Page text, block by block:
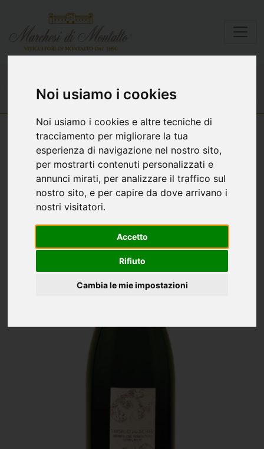
Noi usiamo i cookies
Noi usiamo i cookies e altre tecniche di
tracciamento per migliorare la tua
esperienza di navigazione nel nostro sito,
per mostrarti contenuti personalizzati e
annunci mirati, per analizzare il traffico sul
nostro sito, e per capire da dove arrivano i
nostri visitatori.
Accetto
Rifiuto
Cambia le mie impostazioni